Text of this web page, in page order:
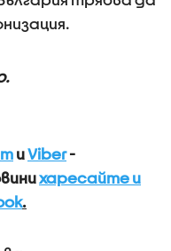
иViber-
харесайте и
.